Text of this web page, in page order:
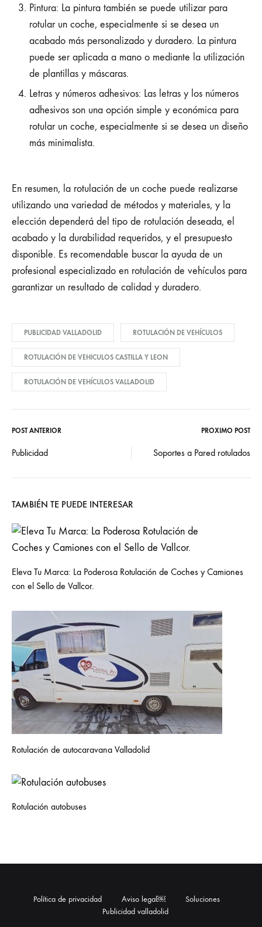
Pintura: La pintura también se puede utilizar para
rotular un coche, especialmente si se desea un
acabado más personalizado y duradero. La pintura
puede ser aplicada a mano o mediante la utilización
de plantillas y máscaras.
Letras y números adhesivos: Las letras y los números
adhesivos son una opción simple y económica para
rotular un coche, especialmente si se desea un diseño
más minimalista.
En resumen, la rotulación de un coche puede realizarse
utilizando una variedad de métodos y materiales, y la
elección dependerá del tipo de rotulación deseada, el
acabado y la durabilidad requeridos, y el presupuesto
disponible. Es recomendable buscar la ayuda de un
profesional especializado en rotulación de vehículos para
garantizar un resultado de calidad y duradero.
PUBLICIDAD VALLADOLID ROTULACIÓN DE VEHÍCULOS
ROTULACIÓN DE VEHICULOS CASTILLA Y LEON
ROTULACIÓN DE VEHÍCULOS VALLADOLID
Post
navigation
POST ANTERIOR PRÓXIMO POST
Publicidad Soportes a Pared rotulados
TAMBIÉN TE PUEDE INTERESAR
Eleva Tu Marca: La Poderosa Rotulación de Coches y Camiones
con el Sello de Vallcor.
Rotulación de autocaravana Valladolid
Rotulación autobuses
Política de privacidad Aviso legal￼
Soluciones
Publicidad valladolid